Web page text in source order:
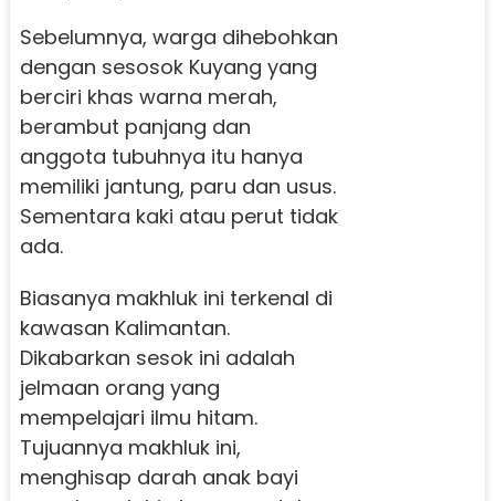
Sebelumnya, warga dihebohkan
dengan sesosok Kuyang yang
berciri khas warna merah,
berambut panjang dan
anggota tubuhnya itu hanya
memiliki jantung, paru dan usus.
Sementara kaki atau perut tidak
ada.
Biasanya makhluk ini terkenal di
kawasan Kalimantan.
Dikabarkan sesok ini adalah
jelmaan orang yang
mempelajari ilmu hitam.
Tujuannya makhluk ini,
menghisap darah anak bayi